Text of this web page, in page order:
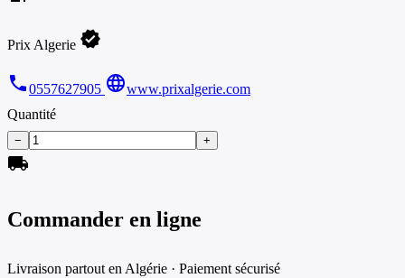
Prix Algerie verified
phone0557627905 languagewww.prixalgerie.com
Quantité
− +
local_shipping
Commander en ligne
Livraison partout en Algérie · Paiement sécurisé